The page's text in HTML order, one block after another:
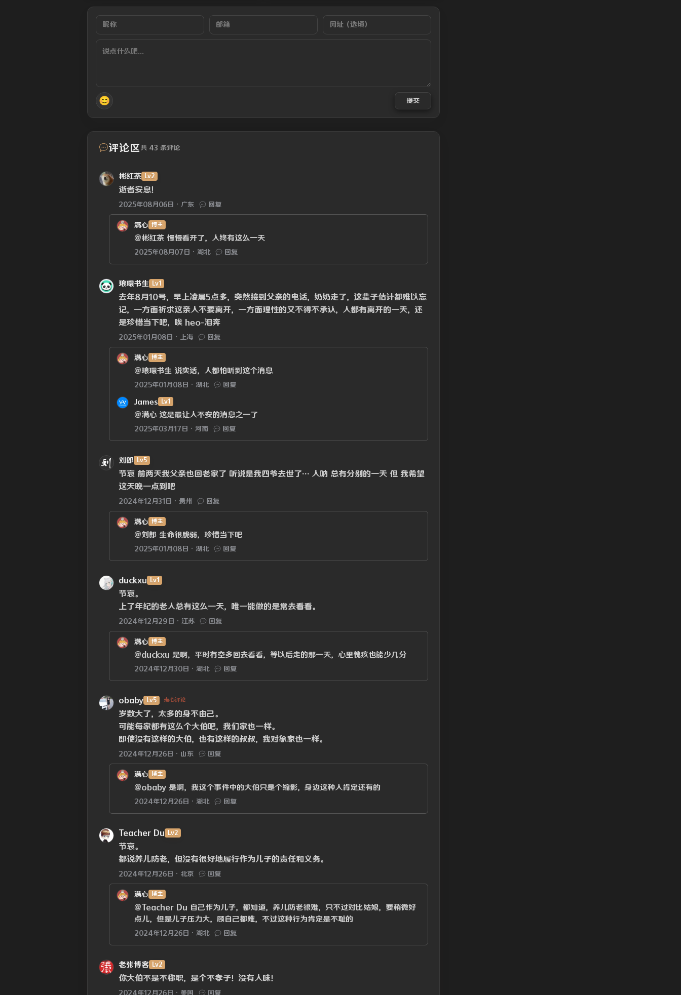
😊 提交
评论区 共 43 条评论
彬红茶 Lv2
逝者安息！
2025年08月06日 广东 回复
满心 博主
@彬红茶 慢慢看开了，人终有这么一天
2025年08月07日 湖北 回复
琅環书生 Lv1
去年8月10号，早上凌晨5点多，突然接到父亲的电话，奶奶走了，这辈子估计都难以忘
记，一方面祈求这亲人不要离开，一方面理性的又不得不承认，人都有离开的一天，还
是珍惜当下吧，唉 heo-泪奔
2025年01月08日 上海 回复
满心 博主
@琅環书生 说实话，人都怕听到这个消息
2025年01月08日 湖北 回复
James Lv1
@满心 这是最让人不安的消息之一了
2025年03月17日 河南 回复
刘郎 Lv5
节哀 前两天我父亲也回老家了 听说是我四爷去世了… 人呐 总有分别的一天 但 我希望
这天晚一点到吧
2024年12月31日 贵州 回复
满心 博主
@刘郎 生命很脆弱，珍惜当下吧
2025年01月08日 湖北 回复
duckxu Lv1
节哀。
上了年纪的老人总有这么一天，唯一能做的是常去看看。
2024年12月29日 江苏 回复
满心 博主
@duckxu 是啊，平时有空多回去看看，等以后走的那一天，心里愧疚也能少几分
2024年12月30日 湖北 回复
obaby Lv5 走心评论
岁数大了，太多的身不由己。
可能每家都有这么个大伯吧，我们家也一样。
即使没有这样的大伯，也有这样的叔叔，我对象家也一样。
2024年12月26日 山东 回复
满心 博主
@obaby 是啊，我这个事件中的大伯只是个缩影，身边这种人肯定还有的
2024年12月26日 湖北 回复
Teacher Du Lv2
节哀。
都说养儿防老，但没有很好地履行作为儿子的责任和义务。
2024年12月26日 北京 回复
满心 博主
@Teacher Du 自己作为儿子，都知道，养儿防老很难，只不过对比姑娘，要稍微好
点儿，但是儿子压力大，顾自己都难，不过这种行为肯定是不耻的
2024年12月26日 湖北 回复
老张博客 Lv2
你大伯不是不称职，是个不孝子！没有人味！
2024年12月26日 美国 回复